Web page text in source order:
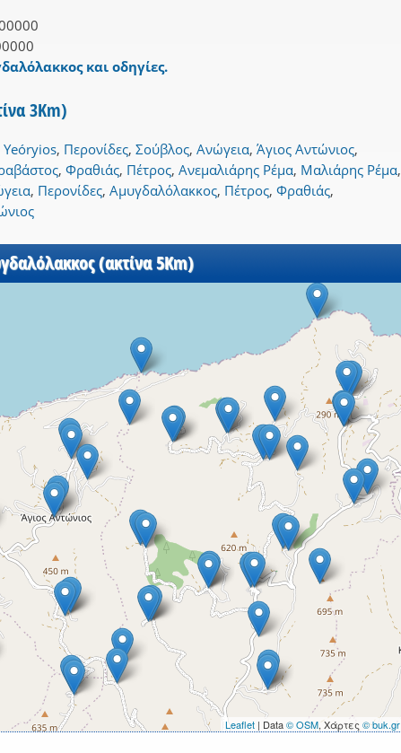
και οδηγίες.
3Km)
, Περονίδες, Σούβλος, Ανώγεια, Άγιος Αντώνιος,
, Φραθιάς, Πέτρος, Ανεμαλιάρης Ρέμα, Μαλιάρης Ρέμα,
, Περονίδες, Αμυγδαλόλακκος, Πέτρος, Φραθιάς,
(ακτίνα 5Km)
Leaflet| Data© OSM, Χάρτες © buk.gr